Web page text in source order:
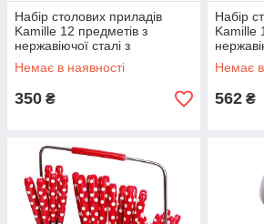
Набір столових приладів
Kamille 12 предметів з
нержавіючої сталі з
дерев'яними ручками KM-
5301-5302
Немає в наявності
350 ₴
Набір
Kamille
5300-
Немає в
562 ₴